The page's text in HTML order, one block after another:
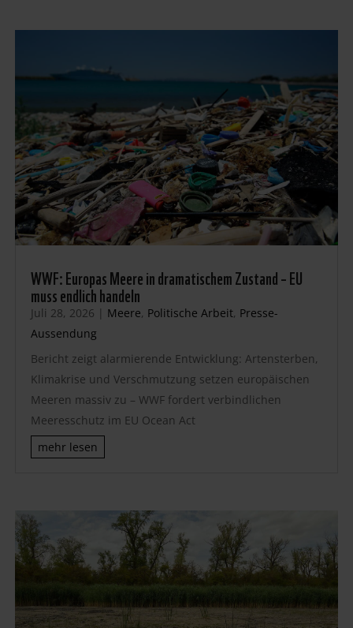
WWF: Europas Meere in dramatischem Zustand – EU
muss endlich handeln
Juli 28, 2026 | Meere, Politische Arbeit, Presse-
Aussendung
Bericht zeigt alarmierende Entwicklung: Artensterben,
Klimakrise und Verschmutzung setzen europäischen
Meeren massiv zu – WWF fordert verbindlichen
Meeresschutz im EU Ocean Act
mehr lesen